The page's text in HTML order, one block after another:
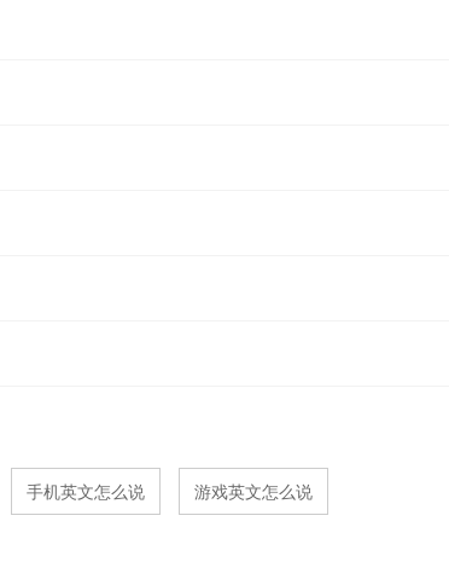
手机英文怎么说 游戏英文怎么说